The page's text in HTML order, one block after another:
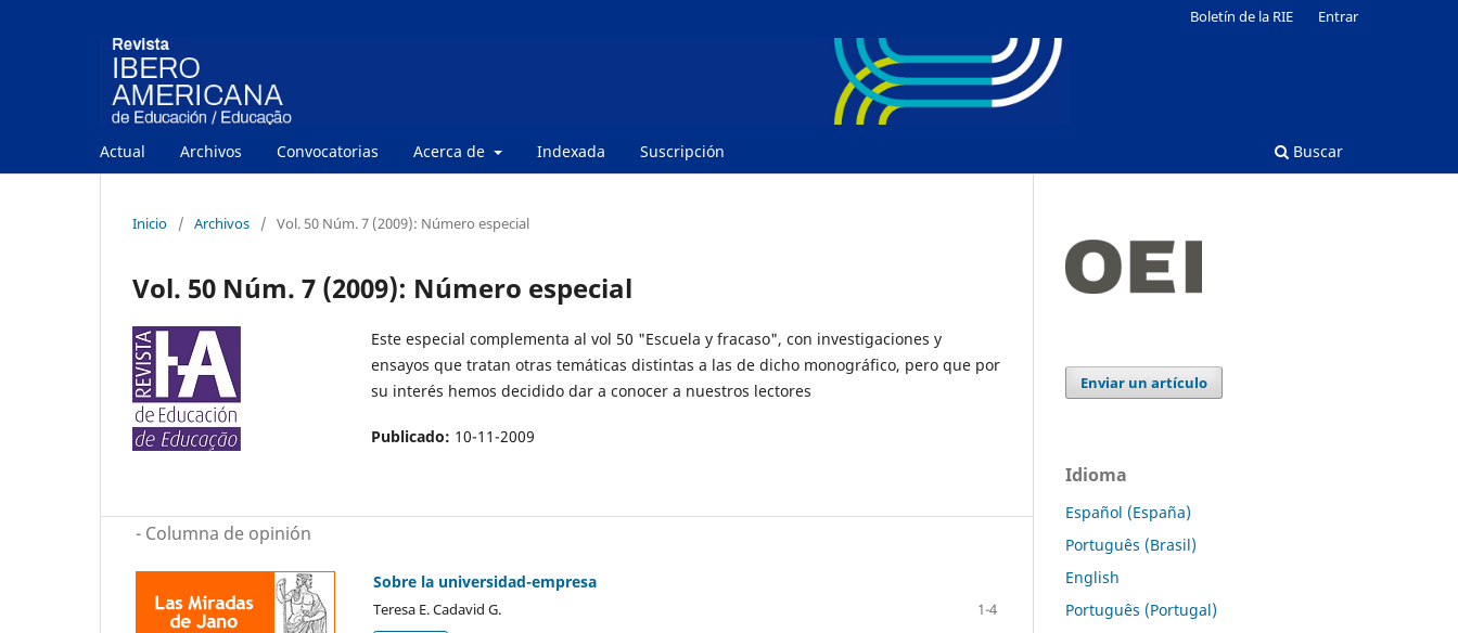
Actual Archivos Convocatorias Acerca de Indexada Suscripción Buscar
Boletín de la RIE Entrar
Inicio / Archivos / Vol. 50 Núm. 7 (2009): Número especial
Vol. 50 Núm. 7 (2009): Número especial
Este especial complementa al vol 50 "Escuela y fracaso", con investigaciones y
ensayos que tratan otras temáticas distintas a las de dicho monográfico, pero que por
su interés hemos decidido dar a conocer a nuestros lectores
Publicado: 10-11-2009
- Columna de opinión
Sobre la universidad-empresa
Teresa E. Cadavid G.
1-4
Enviar un artículo
Idioma
Español (España)
Português (Brasil)
English
Português (Portugal)